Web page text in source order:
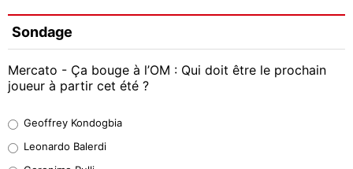
Sondage
Mercato - Ça bouge à l’OM : Qui doit être le prochain
joueur à partir cet été ?
38%
Geoffrey Kondogbia
Leonardo Balerdi